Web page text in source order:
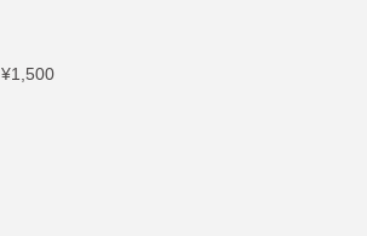
¥1,500